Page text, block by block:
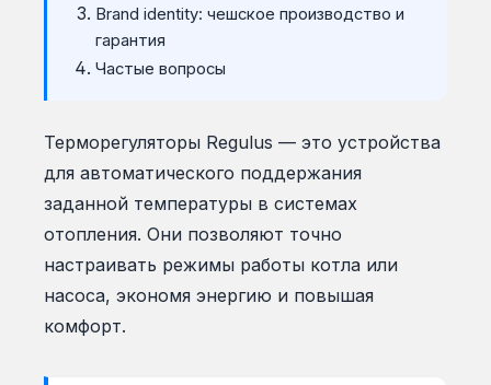
Brand identity: чешское производство и
гарантия
Частые вопросы
Терморегуляторы Regulus — это устройства
для автоматического поддержания
заданной температуры в системах
отопления. Они позволяют точно
настраивать режимы работы котла или
насоса, экономя энергию и повышая
комфорт.